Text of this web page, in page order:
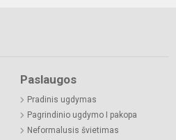
Paslaugos
Pradinis ugdymas
Pagrindinio ugdymo I pakopa
Neformalusis švietimas